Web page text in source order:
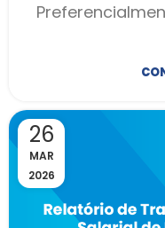
26
MAR
2026